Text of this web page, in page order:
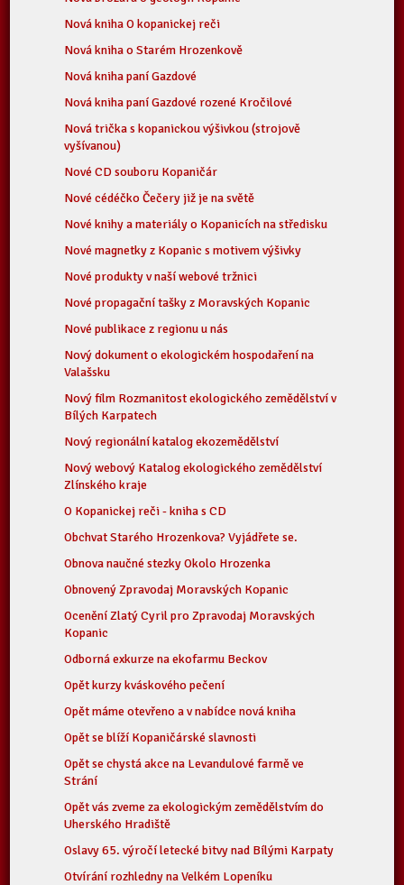
Nová kniha O kopanickej reči
Nová kniha o Starém Hrozenkově
Nová kniha paní Gazdové
Nová kniha paní Gazdové rozené Kročilové
Nová trička s kopanickou výšivkou (strojově
vyšívanou)
Nové CD souboru Kopaničár
Nové cédéčko Čečery již je na světě
Nové knihy a materiály o Kopanicích na středisku
Nové magnetky z Kopanic s motivem výšivky
Nové produkty v naší webové tržnici
Nové propagační tašky z Moravských Kopanic
Nové publikace z regionu u nás
Nový dokument o ekologickém hospodaření na
Valašsku
Nový film Rozmanitost ekologického zemědělství v
Bílých Karpatech
Nový regionální katalog ekozemědělství
Nový webový Katalog ekologického zemědělství
Zlínského kraje
O Kopanickej reči - kniha s CD
Obchvat Starého Hrozenkova? Vyjádřete se.
Obnova naučné stezky Okolo Hrozenka
Obnovený Zpravodaj Moravských Kopanic
Ocenění Zlatý Cyril pro Zpravodaj Moravských
Kopanic
Odborná exkurze na ekofarmu Beckov
Opět kurzy kváskového pečení
Opět máme otevřeno a v nabídce nová kniha
Opět se blíží Kopaničárské slavnosti
Opět se chystá akce na Levandulové farmě ve
Strání
Opět vás zveme za ekologickým zemědělstvím do
Uherského Hradiště
Oslavy 65. výročí letecké bitvy nad Bílými Karpaty
Otvírání rozhledny na Velkém Lopeníku